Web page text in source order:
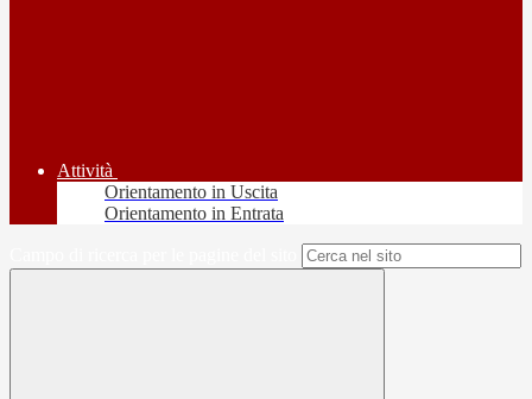
Attività
Orientamento in Uscita
Orientamento in Entrata